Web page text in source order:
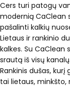
Cers turi patogų
modernią CaClean
pašalinti kalkių
Lietaus ir rankinio
kalkes. Su
srautą iš visų kanalų.
Rankinis dušas,
tai lietaus, minkšto,